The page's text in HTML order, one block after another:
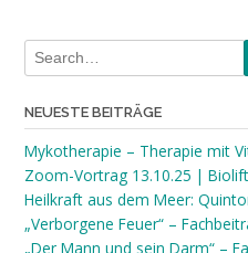
NEUESTE BEITRÄGE
Mykotherapie – Therapie mit
Zoom-Vortrag 13.10.25 |
Heilkraft aus dem Meer:
„Verborgene Feuer“ –
„Der Mann und sein Darm“ –